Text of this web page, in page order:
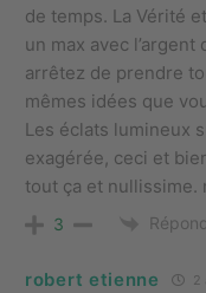
de temps. La Vérité
un max avec
arrêtez de prendre
mêmes idées que
Les éclats lumineux
exagérée, ceci et
tout ça et nullissime.
3
robert etienne 2